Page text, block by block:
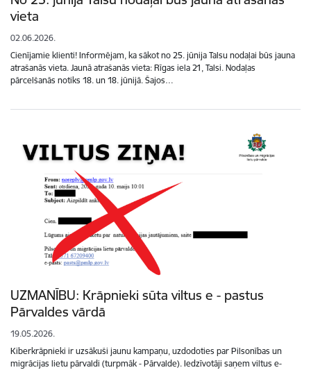
vieta
02.06.2026.
Cienījamie klienti! Informējam, ka sākot no 25. jūnija Talsu nodaļai būs jauna
atrašanās vieta. Jaunā atrašanās vieta: Rīgas iela 21, Talsi. Nodaļas
pārcelšanās notiks 18. un 18. jūnijā. Šajos…
UZMANĪBU: Krāpnieki sūta viltus e - pastus
Pārvaldes vārdā
19.05.2026.
Kiberkrāpnieki ir uzsākuši jaunu kampaņu, uzdodoties par Pilsonības un
migrācijas lietu pārvaldi (turpmāk - Pārvalde). Iedzīvotāji saņem viltus e-